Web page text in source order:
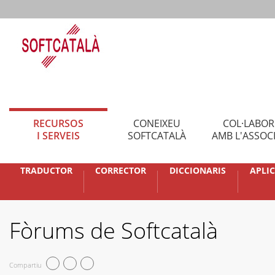
RECURSOS
I SERVEIS
CONEIXEU
SOFTCATALÀ
AMB
TRADUCTOR CORRECTOR DICCIONARIS
Fòrums de Softcatalà
Compartiu